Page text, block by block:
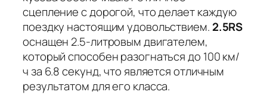
сцепление с дорогой, что делает каждую
поездку настоящим удовольствием. 2.5RS
оснащен 2.5-литровым двигателем,
который способен разогнаться до 100 км/
ч за 6.8 секунд, что является отличным
результатом для его класса.